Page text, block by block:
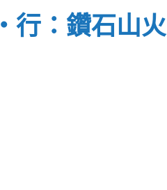
行：鑽石山火